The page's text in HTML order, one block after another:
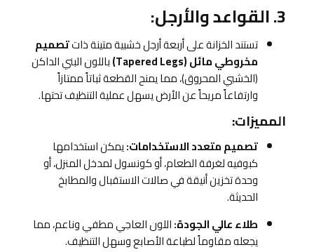
3. القواعد والأرجل:
تستند الخزانة على أربعة أرجل خشبية متينة ذاتتصميم
مخروطي مائل (Tapered Legs)
باللون البني الداكن
(الخشبي المحروق)، مما يمنح القطعة ثباتاً ممتازاً
وارتفاعاً مريحاً عن الأرض يسهل عملية التنظيف تحتها.
المميزات:
تصميم متعدد الاستخدامات:يمكن استخدامها
كبوفيه لغرفة الطعام، أو كونسول لمدخل المنزل، أو
وحدة تخزين أنيقة في صالات الاستقبال والمطابخ
الحديثة.
طلاء عالي الجودة:اللون العاجي مطفي وناعم، مما
يجعله مقاوماً لطباعة الأصابع وسهل التنظيف.